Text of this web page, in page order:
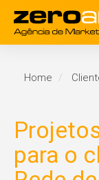
Home
para o